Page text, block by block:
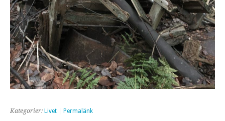
Kategorier: Livet Permalänk